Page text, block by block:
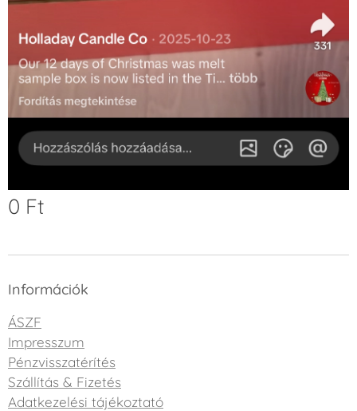
0 Ft
Információk
ÁSZF
Impresszum
Pénzvisszatérítés
Szállítás & Fizetés
Adatkezelési tájékoztató